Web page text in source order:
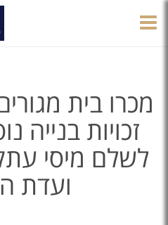
מכרו בית
זכויות בנייה
לשלם מיסי
ועדת